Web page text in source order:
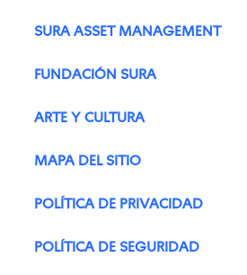
SURA ASSET MANAGEMENT
FUNDACIÓN SURA
ARTE Y CULTURA
MAPA DEL SITIO
POLÍTICA DE PRIVACIDAD
POLÍTICA DE SEGURIDAD